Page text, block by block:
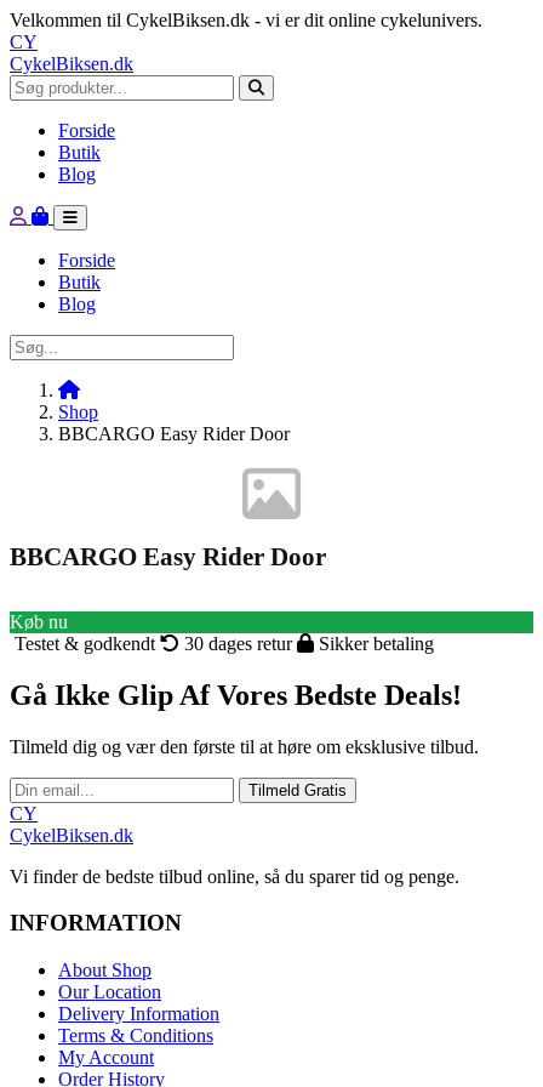
Velkommen til CykelBiksen.dk - vi er dit online cykelunivers.
CY
CykelBiksen.dk
Forside
Butik
Blog
Forside
Butik
Blog
Shop
BBCARGO Easy Rider Door
BBCARGO Easy Rider Door
Køb nu
Testet & godkendt
30 dages retur Sikker betaling
Gå Ikke Glip Af Vores Bedste Deals!
Tilmeld dig og vær den første til at høre om eksklusive tilbud.
Tilmeld Gratis
CY
CykelBiksen.dk
Vi finder de bedste tilbud online, så du sparer tid og penge.
INFORMATION
About Shop
Our Location
Delivery Information
Terms & Conditions
My Account
Order History